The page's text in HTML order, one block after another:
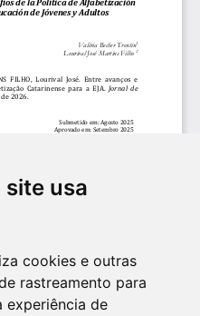
site usa
cookies e outras
rastreamento para
experiência de